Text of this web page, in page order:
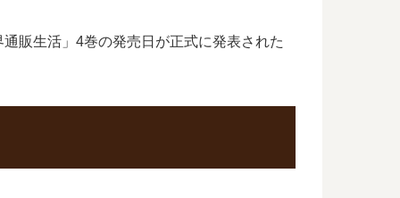
販生活」4巻の発売日が正式に発表された